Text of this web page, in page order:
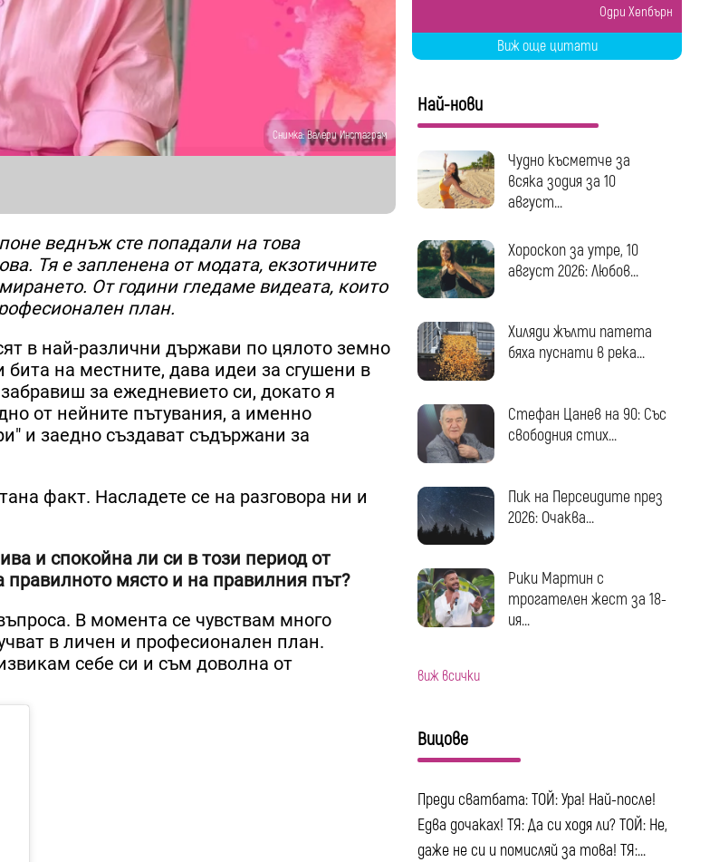
Снимка: Валери Инстаграм
веднъж сте попадали на това
Тя е запленена от модата, екзотичните
От години гледаме видеата, които
план.
в най-различни държави по цялото земно
бита на местните, дава идеи за сгушени в
за ежедневието си, докато я
от нейните пътувания, а именно
и заедно създават съдържани за
факт. Насладете се на разговора ни и
и спокойна ли си в този период от
място и на правилния път?
В момента се чувствам много
в личен и професионален план.
себе си и съм доволна от
Одри Хепбърн
Виж още цитати
Най-нови
Чудно късметче за
всяка зодия за 10
август...
Хороскоп за утре, 10
август 2026: Любов...
Хиляди жълти патета
бяха пуснати в река...
Стефан Цанев на 90: Със
свободния стих...
Пик на Персеидите през
2026: Очаква...
Рики Мартин с
трогателен жест за 18-
ия...
виж всички
Вицове
Преди сватбата: ТОЙ: Ура! Най-после!
Едва дочаках! ТЯ: Да си ходя ли? ТОЙ: Не,
даже не си и помисляй за това! ТЯ:...